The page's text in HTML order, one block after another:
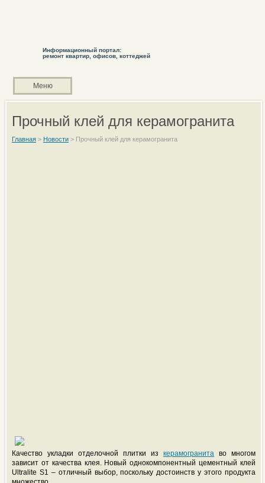
Информационный портал:
ремонт квартир, офисов, коттеджей
Меню
Прочный клей для керамогранита
Главная> Новости> Прочный клей для керамогранита
Качество укладки отделочной плитки изкерамогранита во многом
зависит от качества клея. Новый однокомпонентный цементный клей
Ultralite S1 – отличный выбор, поскольку достоинств у этого продукта